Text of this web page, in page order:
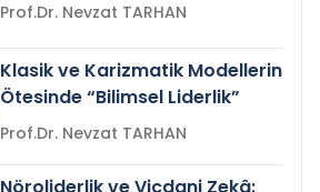
Prof.Dr. Nevzat TARHAN
Klasik ve Karizmatik Modellerin
Ötesinde “Bilimsel Liderlik”
Prof.Dr. Nevzat TARHAN